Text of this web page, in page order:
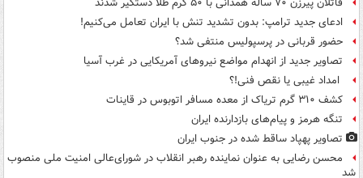
ادعای جدید ترامپ: بدون تشدید تنش با ایران تعامل می‌کنیم!
حضور قربانی در پرسپولیس منتفی شد؟
تصاویر جدید از انهدام مواضع نیروهای آمریکایی در غرب آسیا
امداد غیبی یا نقص فنی!؟
کشف ۳۱۰ گرم تریاک از معده مسافر اتوبوس در قاینات
تنگه هرمز و پیام‌های بازدارنده ایران
تصاویر پهپاد ساقط شده در جنوب ایران
محسن رضایی به عنوان نماینده رهبر انقلاب در شورای‌عالی امنیت ملی منصوب
شد